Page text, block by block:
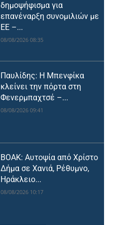
δημοψήφισμα για
επανέναρξη συνομιλιών με
ΕΕ –...
08/08/2026 08:35
Παυλίδης: Η Μπενφίκα
κλείνει την πόρτα στη
Φενερμπαχτσέ –...
08/08/2026 09:41
ΒΟΑΚ: Αυτοψία από Χρίστο
Δήμα σε Χανιά, Ρέθυμνο,
Ηράκλειο...
08/08/2026 10:17